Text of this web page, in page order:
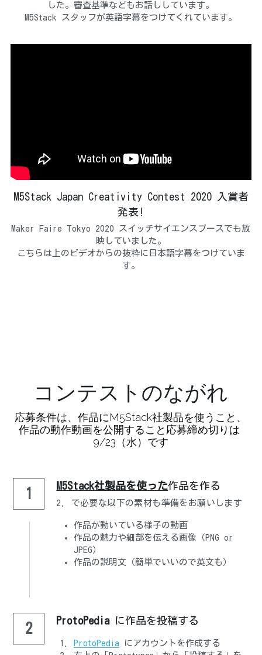
した。審査基準などもお話ししています。
M5Stack スタッフが英語字幕をつけてくれています。
M5Stack Japan Creativity Contest 2020 入賞者
発表!
Maker Faire Tokyo 2020 スイッチサイエンスブースでも放
映していました。
こちらは上のビデオからの抜粋に日本語字幕をつけていま
す。
コンテストのながれ
応募条件は、作品にM5Stack社製品を使うこと、
作品の動作動画を公開すること応募締め切りは
9/23（水）です
1
M5Stack社製品を使った作品を作る
2. で必要な以下の素材も準備をお願いします
作品が動いている様子の動画
作品の魅力や細部を伝える画像（PNG or
JPEG）
作品の説明文（簡単でいいので英文も）
2
ProtoPedia に作品を投稿する
ProtoPedia にアカウントを作成する